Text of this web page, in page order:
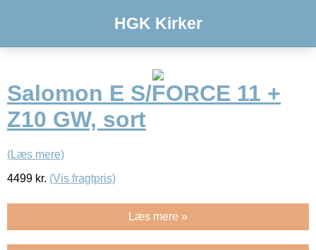
HGK Kirker
Salomon E S/FORCE 11 +
Z10 GW, sort
(Læs mere)
4499 kr. (Vis fragtpris)
Læs mere »